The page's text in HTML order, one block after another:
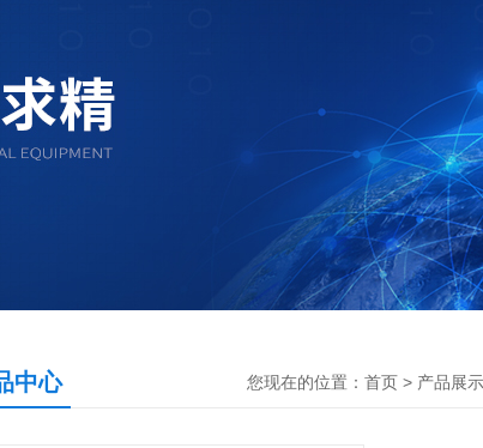
中心 您现在的位置： 首页 > 产品展示